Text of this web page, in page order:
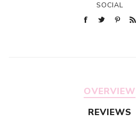
SOCIAL
OVERVIEW
REVIEWS